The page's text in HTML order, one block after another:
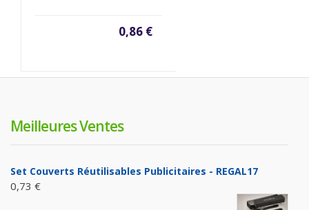
0,86 €
Meilleures Ventes
Set Couverts Réutilisables Publicitaires - REGAL17
0,73 €